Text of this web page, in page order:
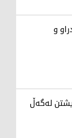
و
لەگەڵ